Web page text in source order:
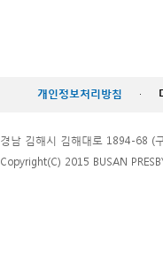
개인정보처리방침 ·
경남 김해시 김해대로 1894-68 (
Copyright(C) 2015 BUSAN